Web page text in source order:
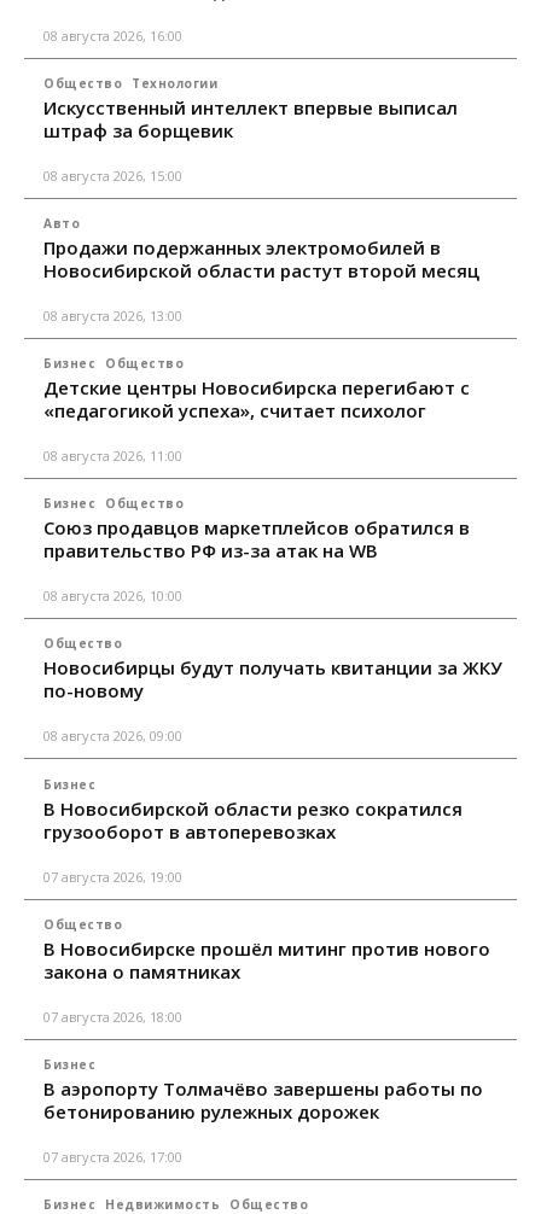
08 августа 2026, 16:00
Общество Технологии
Искусственный интеллект впервые выписал
штраф за борщевик
08 августа 2026, 15:00
Авто
Продажи подержанных электромобилей в
Новосибирской области растут второй месяц
08 августа 2026, 13:00
Бизнес Общество
Детские центры Новосибирска перегибают с
«педагогикой успеха», считает психолог
08 августа 2026, 11:00
Бизнес Общество
Союз продавцов маркетплейсов обратился в
правительство РФ из-за атак на WB
08 августа 2026, 10:00
Общество
Новосибирцы будут получать квитанции за ЖКУ
по-новому
08 августа 2026, 09:00
Бизнес
В Новосибирской области резко сократился
грузооборот в автоперевозках
07 августа 2026, 19:00
Общество
В Новосибирске прошёл митинг против нового
закона о памятниках
07 августа 2026, 18:00
Бизнес
В аэропорту Толмачёво завершены работы по
бетонированию рулежных дорожек
07 августа 2026, 17:00
Бизнес Недвижимость Общество